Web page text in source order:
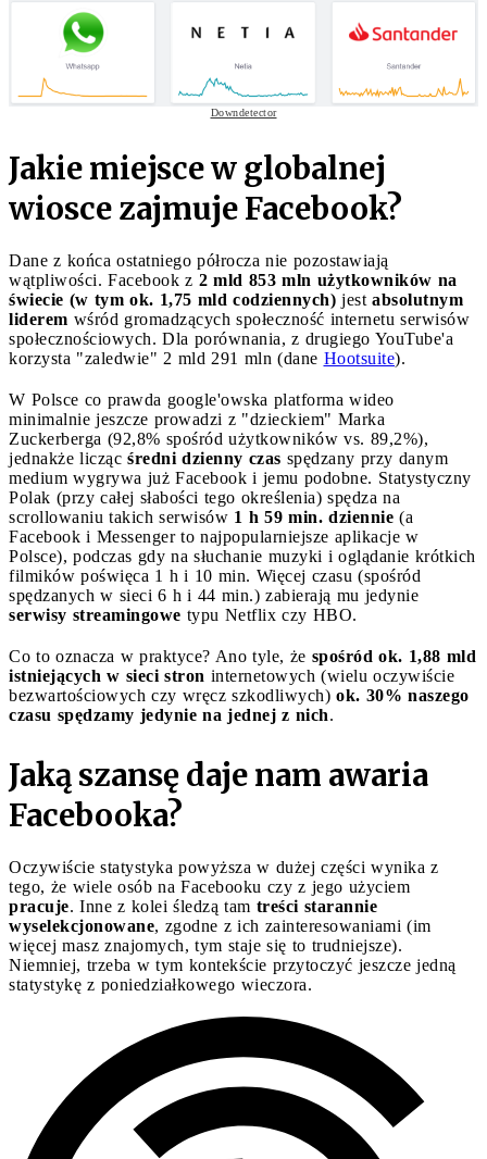
Downdetector
Jakie miejsce w globalnej
wiosce zajmuje Facebook?
Dane z końca ostatniego półrocza nie pozostawiają
wątpliwości. Facebook z 2 mld 853 mln użytkowników na
świecie (w tym ok. 1,75 mld codziennych) jest absolutnym
liderem wśród gromadzących społeczność internetu serwisów
społecznościowych. Dla porównania, z drugiego YouTube'a
korzysta "zaledwie" 2 mld 291 mln (dane Hootsuite).
W Polsce co prawda google'owska platforma wideo
minimalnie jeszcze prowadzi z "dzieckiem" Marka
Zuckerberga (92,8% spośród użytkowników vs. 89,2%),
jednakże licząc średni dzienny czas spędzany przy danym
medium wygrywa już Facebook i jemu podobne. Statystyczny
Polak (przy całej słabości tego określenia) spędza na
scrollowaniu takich serwisów 1 h 59 min. dziennie (a
Facebook i Messenger to najpopularniejsze aplikacje w
Polsce), podczas gdy na słuchanie muzyki i oglądanie krótkich
filmików poświęca 1 h i 10 min. Więcej czasu (spośród
spędzanych w sieci 6 h i 44 min.) zabierają mu jedynie
serwisy streamingowe typu Netflix czy HBO.
Co to oznacza w praktyce? Ano tyle, że spośród ok. 1,88 mld
istniejących w sieci stron internetowych (wielu oczywiście
bezwartościowych czy wręcz szkodliwych) ok. 30% naszego
czasu spędzamy jedynie na jednej z nich.
Jaką szansę daje nam awaria
Facebooka?
Oczywiście statystyka powyższa w dużej części wynika z
tego, że wiele osób na Facebooku czy z jego użyciem
pracuje. Inne z kolei śledzą tam treści starannie
wyselekcjonowane, zgodne z ich zainteresowaniami (im
więcej masz znajomych, tym staje się to trudniejsze).
Niemniej, trzeba w tym kontekście przytoczyć jeszcze jedną
statystykę z poniedziałkowego wieczora.